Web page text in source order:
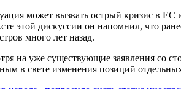
может вызвать острый кризис в ЕС
этой дискуссии он напомнил, что
много лет назад.
на уже существующие заявления со
в свете изменения позиций